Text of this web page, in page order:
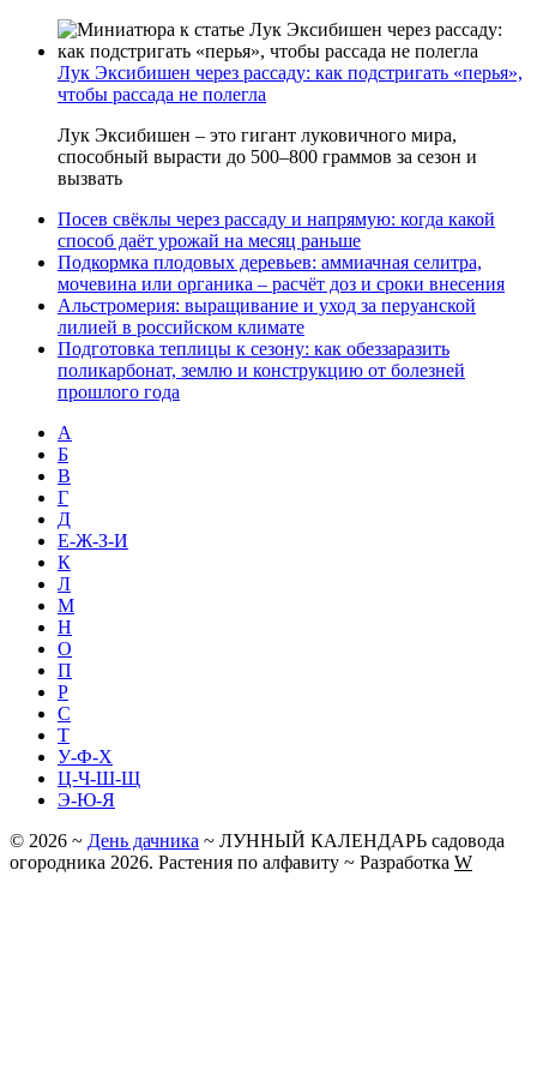
Лук Эксибишен через рассаду: как подстригать «перья»,
чтобы рассада не полегла
Лук Эксибишен – это гигант луковичного мира,
способный вырасти до 500–800 граммов за сезон и
вызвать
Посев свёклы через рассаду и напрямую: когда какой
способ даёт урожай на месяц раньше
Подкормка плодовых деревьев: аммиачная селитра,
мочевина или органика – расчёт доз и сроки внесения
Альстромерия: выращивание и уход за перуанской
лилией в российском климате
Подготовка теплицы к сезону: как обеззаразить
поликарбонат, землю и конструкцию от болезней
прошлого года
А
Б
В
Г
Д
Е-Ж-З-И
К
Л
М
Н
О
П
Р
С
Т
У-Ф-Х
Ц-Ч-Ш-Щ
Э-Ю-Я
© 2026 ~ День дачника ~ ЛУННЫЙ КАЛЕНДАРЬ садовода
огородника 2026. Растения по алфавиту ~ Разработка W